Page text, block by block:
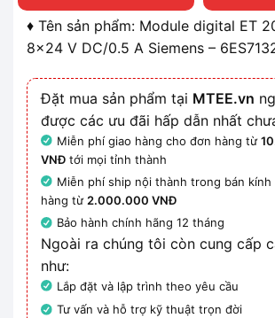
♦ Tên sản phẩm: Module digital ET
8x24 V DC/0.5 A Siemens –
Đặt mua sản phẩm tại MTEE.vn
được các ưu đãi hấp dẫn nhất
Miễn phí giao hàng cho đơn hàng từ
VNĐ tới mọi tỉnh thành
Miễn phí ship nội thành trong bán kính
hàng từ2.000.000 VNĐ
Bảo hành chính hãng 12 tháng
Ngoài ra chúng tôi còn cung cấp
như:
Lắp đặt và lập trình theo yêu cầu
Tư vấn và hỗ trợ kỹ thuật trọn đời